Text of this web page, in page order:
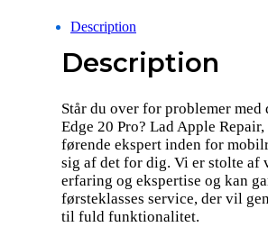
Description
Description
Står du over for problemer
Edge 20 Pro? Lad Apple Repair,
førende ekspert inden for
sig af det for dig. Vi er stolte af
erfaring og ekspertise og kan
førsteklasses service, der vil
til fuld funktionalitet.